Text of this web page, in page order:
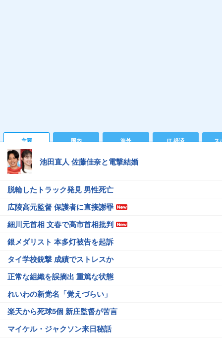
主要 国内 海外 IT 経済 ス
池田直人 佐藤佳奈と電撃結婚
脱輪したトラック発見 男性死亡
広陵高元監督 保護者に直接謝罪
細川元首相 文春で高市首相批判
銀メダリスト 本多灯被告を起訴
タイ学校銃撃 成績でストレスか
正常な組織を誤摘出 重篤な状態
れいわの新党名「覚えづらい」
楽天から死球5個 新庄監督が苦言
マイケル・ジャクソン来日秘話